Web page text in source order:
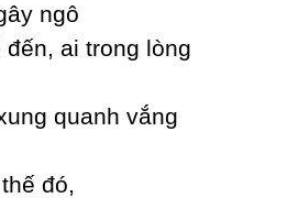
ngô
ai trong lòng
quanh vắng
đó,